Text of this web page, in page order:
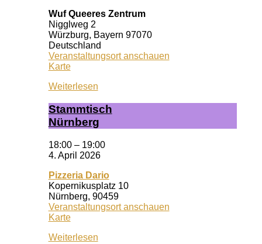
Wuf Queeres Zentrum
Nigglweg 2
Würzburg, Bayern 97070
Deutschland
Veranstaltungsort anschauen
KarteWuf
Zentrum
Weiterlesen
Stamm­tisch
Nürn­berg
18:00 – 19:00
4. April 2026
Pizzeria Dario
Kopernikusplatz 10
Nürnberg, 90459
Veranstaltungsort anschauen
KartePizzeria
Weiterlesen